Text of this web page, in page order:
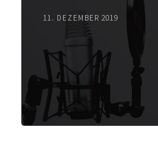
11. DEZEMBER 2019